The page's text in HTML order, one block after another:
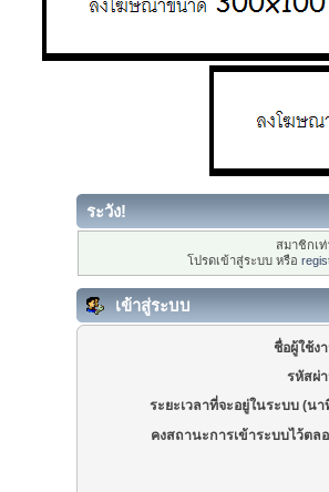
ระวัง!
สมาชิกเ
โปรดเข้าสู่ระบบ หรือ
เข้าสู่ระบบ
ชื่อผู้ใช้ง
รหัสผ่
ระยะเวลาที่จะอยู่ในระบบ (นา
คงสถานะการเข้าระบบไว้ตล